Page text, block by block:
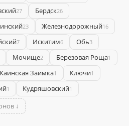
27 Бердск26
23 Железнодорожный16
7 Искитим6 Обь3
Мочище2 Березовая Роща1
Каинская Заимка1 Ключи1
1 Кудряшовский1
↓